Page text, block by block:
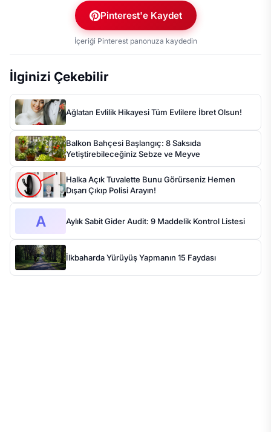
Pinterest'e Kaydet
İçeriği Pinterest panonuza kaydedin
İlginizi Çekebilir
Ağlatan Evlilik Hikayesi Tüm Evlilere İbret Olsun!
Balkon Bahçesi Başlangıç: 8 Saksıda
Yetiştirebileceğiniz Sebze ve Meyve
Halka Açık Tuvalette Bunu Görürseniz Hemen
Dışarı Çıkıp Polisi Arayın!
A Aylık Sabit Gider Audit: 9 Maddelik Kontrol Listesi
İlkbaharda Yürüyüş Yapmanın 15 Faydası